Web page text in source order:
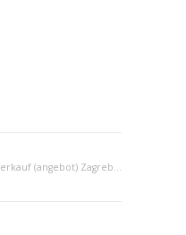
Einfamilienhaus verkauf (angebot) Zagrebacka regija